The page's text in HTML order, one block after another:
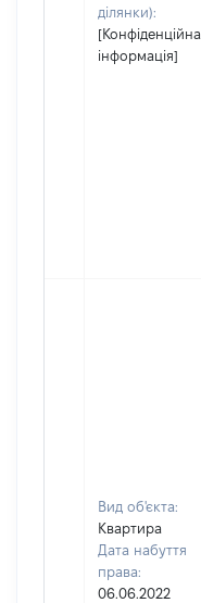
ділянки):
[Конфіденційна
інформація]
Вид об'єкта:
Квартира
Дата набуття
права:
06.06.2022